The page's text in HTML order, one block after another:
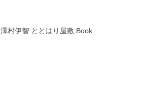
澤村伊智 ととはり屋敷 Book